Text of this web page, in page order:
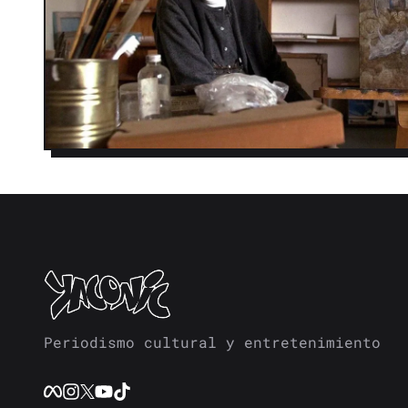
Periodismo cultural y entretenimiento